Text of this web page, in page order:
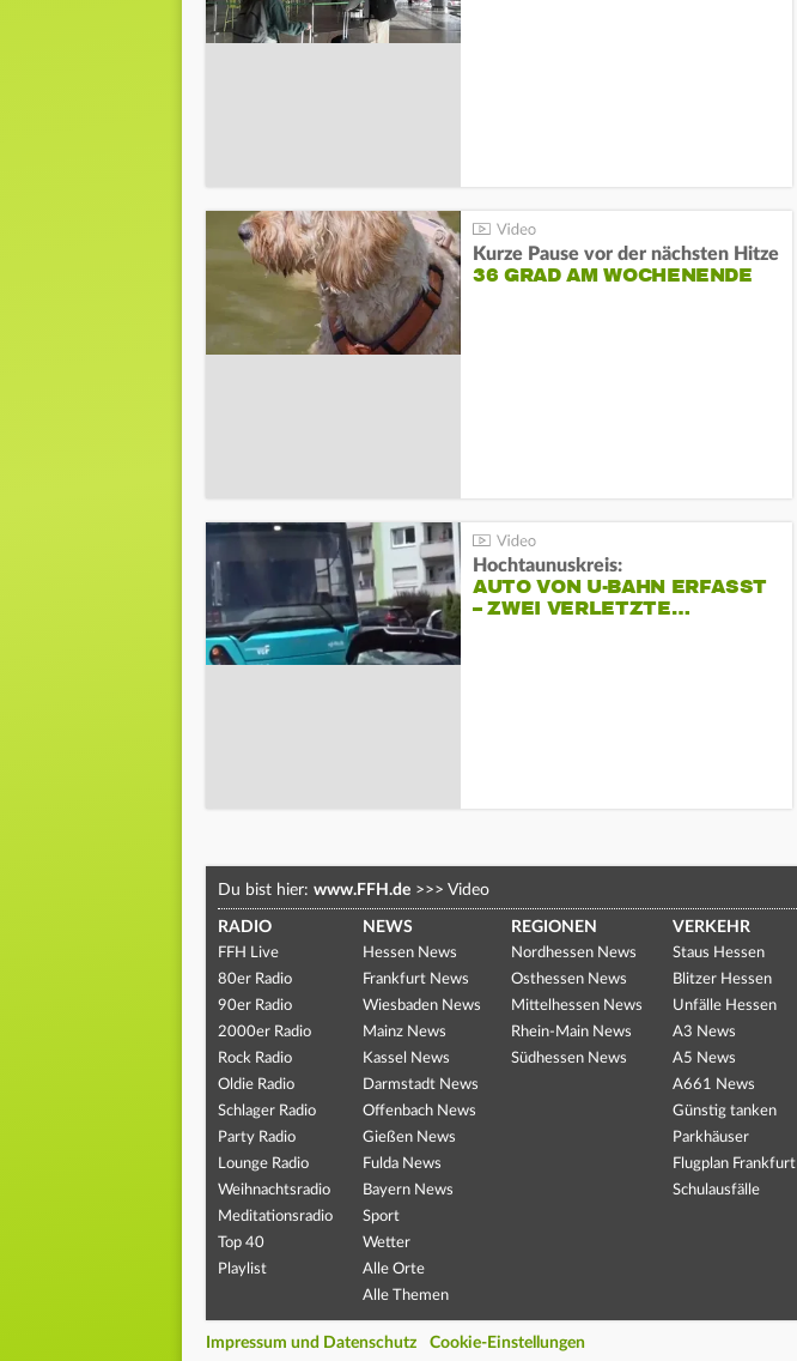
Kurze Pause vor der nächsten Hitze
36 GRAD AM WOCHENENDE
Hochtaunuskreis:
AUTO VON U-BAHN ERFASST
– ZWEI VERLETZTE…
Du bist hier: www.FFH.de >>> Video
RADIO
FFH Live
80er Radio
90er Radio
2000er Radio
Rock Radio
Oldie Radio
Schlager Radio
Party Radio
Lounge Radio
Weihnachtsradio
Meditationsradio
Top 40
Playlist
NEWS
Hessen News
Frankfurt News
Wiesbaden News
Mainz News
Kassel News
Darmstadt News
Offenbach News
Gießen News
Fulda News
Bayern News
Sport
Wetter
Alle Orte
Alle Themen
REGIONEN
Nordhessen News
Osthessen News
Mittelhessen News
Rhein-Main News
Südhessen News
VERKEHR
Staus Hessen
Blitzer Hessen
Unfälle Hessen
A3 News
A5 News
A661 News
Günstig tanken
Parkhäuser
Flugplan Frankfurt
Schulausfälle
Impressum und Datenschutz Cookie-Einstellungen